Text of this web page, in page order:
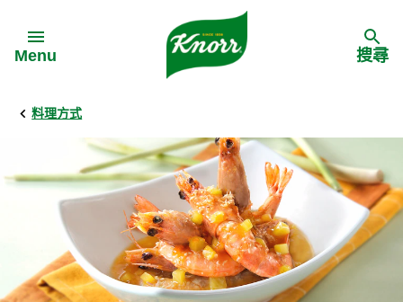
Menu
Back
食譜靈感
料理食材
料理方式
Back
家樂牌產品
家樂牌純鮮雞粉
家樂牌雞粉
Back
甚麼是愛環境食材
搜尋
料理方式